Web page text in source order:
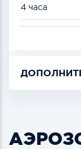
4 часа